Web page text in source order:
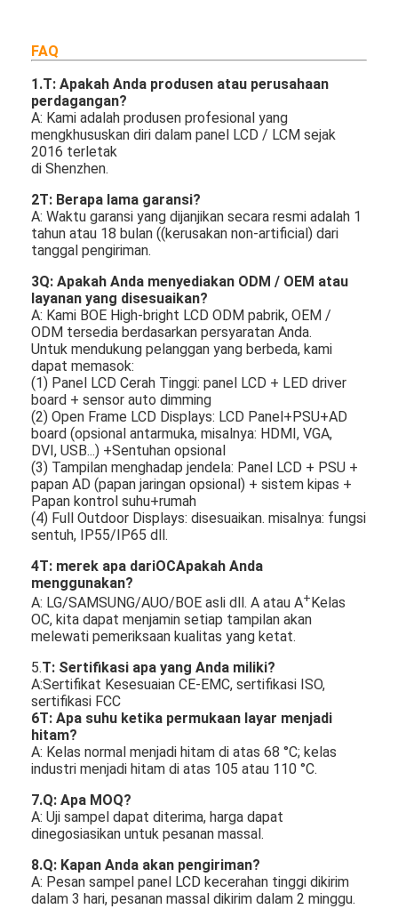
FAQ
1.T: Apakah Anda produsen atau perusahaan
perdagangan?
A: Kami adalah produsen profesional yang
mengkhususkan diri dalam panel LCD / LCM sejak
2016 terletak
di Shenzhen.
2T: Berapa lama garansi?
A: Waktu garansi yang dijanjikan secara resmi adalah 1
tahun atau 18 bulan ((kerusakan non-artificial) dari
tanggal pengiriman.
3Q: Apakah Anda menyediakan ODM / OEM atau
layanan yang disesuaikan?
A: Kami BOE High-bright LCD ODM pabrik, OEM /
ODM tersedia berdasarkan persyaratan Anda.
Untuk mendukung pelanggan yang berbeda, kami
dapat memasok:
(1) Panel LCD Cerah Tinggi: panel LCD + LED driver
board + sensor auto dimming
(2) Open Frame LCD Displays: LCD Panel+PSU+AD
board (opsional antarmuka, misalnya: HDMI, VGA,
DVI, USB...) +Sentuhan opsional
(3) Tampilan menghadap jendela: Panel LCD + PSU +
papan AD (papan jaringan opsional) + sistem kipas +
Papan kontrol suhu+rumah
(4) Full Outdoor Displays: disesuaikan. misalnya: fungsi
sentuh, IP55/IP65 dll.
4T: merek apa dariOCApakah Anda
menggunakan?
A: LG/SAMSUNG/AUO/BOE asli dll. A atau A+ Kelas
OC, kita dapat menjamin setiap tampilan akan
melewati pemeriksaan kualitas yang ketat.
5.T: Sertifikasi apa yang Anda miliki?
A:Sertifikat Kesesuaian CE-EMC, sertifikasi ISO,
sertifikasi FCC
6T: Apa suhu ketika permukaan layar menjadi
hitam?
A: Kelas normal menjadi hitam di atas 68 °C; kelas
industri menjadi hitam di atas 105 atau 110 °C.
7.Q: Apa MOQ?
A: Uji sampel dapat diterima, harga dapat
dinegosiasikan untuk pesanan massal.
8.Q: Kapan Anda akan pengiriman?
A: Pesan sampel panel LCD kecerahan tinggi dikirim
dalam 3 hari, pesanan massal dikirim dalam 2 minggu.